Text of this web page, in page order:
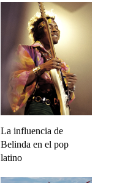
La influencia de
Belinda en el pop
latino